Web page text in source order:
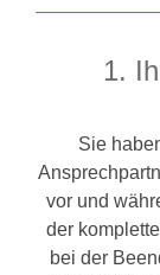
1.
Sie
vor und
der
bei der